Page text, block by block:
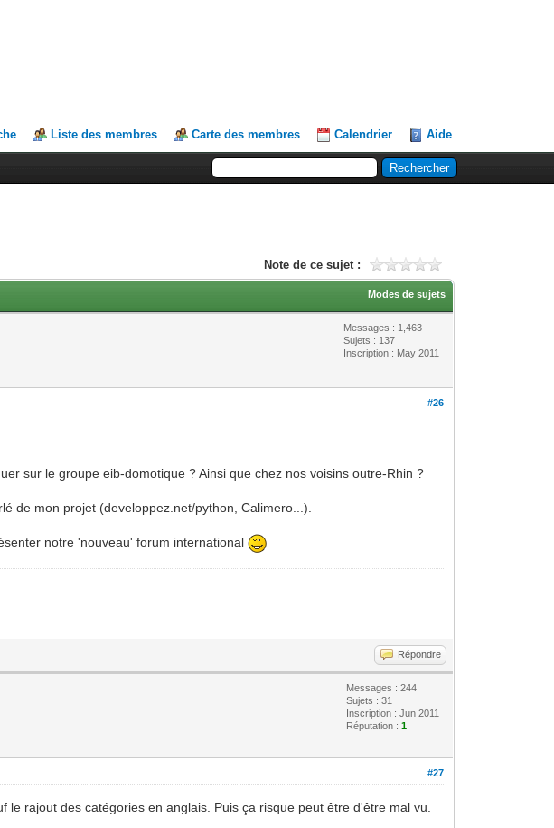
Liste des membres Carte des membres Calendrier Aide
Note de ce sujet :
Modes de sujets
Messages : 1,463
Sujets : 137
Inscription : May 2011
#26
sur le groupe eib-domotique ? Ainsi que chez nos voisins outre-Rhin ?
de mon projet (developpez.net/python, Calimero...).
notre 'nouveau' forum international
Répondre
Messages : 244
Sujets : 31
Inscription : Jun 2011
Réputation :1
#27
rajout des catégories en anglais. Puis ça risque peut être d'être mal vu.